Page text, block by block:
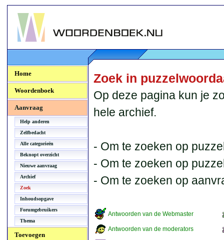
Woordenboek.NU
Home
Woordenboek
Aanvraag
Help anderen
Zelfbedacht
Alle categorieën
Beknopt overzicht
Nieuwe aanvraag
Archief
Zoek
Inhoudsopgave
Forumgebruikers
Thema
Toevoegen
Zoek in
Op deze pagina kun je
hele archief.
- Om te zoeken op
- Om te zoeken op
- Om te zoeken op
Antwoorden van de Webmaster
Antwoorden van de moderators